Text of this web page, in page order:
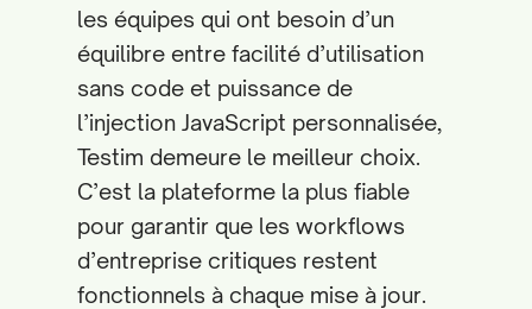
les équipes qui ont besoin d’un
équilibre entre facilité d’utilisation
sans code et puissance de
l’injection JavaScript personnalisée,
Testim demeure le meilleur choix.
C’est la plateforme la plus fiable
pour garantir que les workflows
d’entreprise critiques restent
fonctionnels à chaque mise à jour.